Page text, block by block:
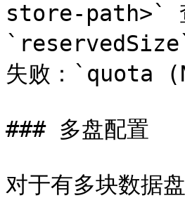
store-path>` 查
失败：`quota
### 多盘配置
对于有多块数据